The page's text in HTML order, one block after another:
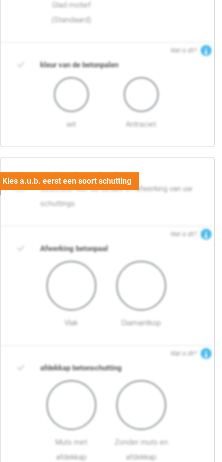
Glad motief
(Standaard)
Wat is dit?
kleur van de betonpalen
wit Antraciet
03. Detail en afwerking
Selecteer hier de details en afwerking van uw
schuttings.
Wat is dit?
Afwerking betonpaal
Vlak Diamantkop
Wat is dit?
afdekkap betonschutting
Muts met
afdekkap
Zonder muts en
afdekkap